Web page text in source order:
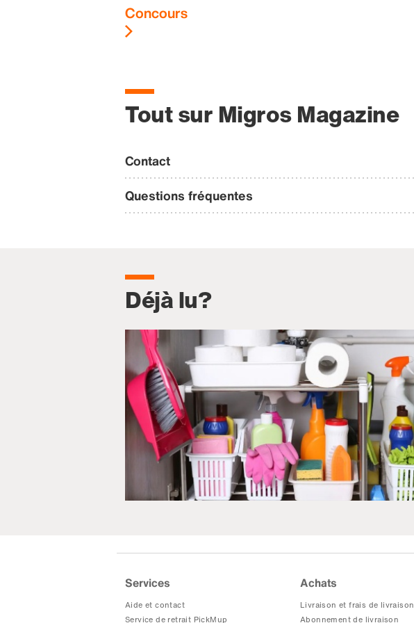
Concours
Tout sur Migros Magazine
Contact
Questions fréquentes
Déjà lu?
Services
Aide et contact
Service de retrait PickMup
Achats
Livraison et frais de livraison
Abonnement de livraison